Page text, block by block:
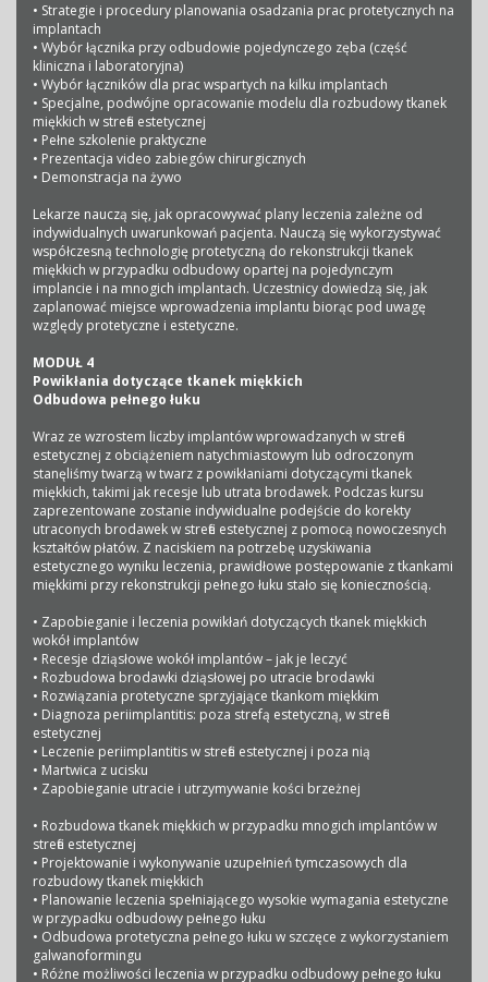
• Strategie i procedury planowania osadzania prac protetycznych na
implantach
• Wybór łącznika przy odbudowie pojedynczego zęba (część
kliniczna i laboratoryjna)
• Wybór łączników dla prac wspartych na kilku implantach
• Specjalne, podwójne opracowanie modelu dla rozbudowy tkanek
miękkich w strefie estetycznej
• Pełne szkolenie praktyczne
• Prezentacja video zabiegów chirurgicznych
• Demonstracja na żywo
Lekarze nauczą się, jak opracowywać plany leczenia zależne od
indywidualnych uwarunkowań pacjenta. Nauczą się wykorzystywać
współczesną technologię protetyczną do rekonstrukcji tkanek
miękkich w przypadku odbudowy opartej na pojedynczym
implancie i na mnogich implantach. Uczestnicy dowiedzą się, jak
zaplanować miejsce wprowadzenia implantu biorąc pod uwagę
względy protetyczne i estetyczne.
MODUŁ 4
Powikłania dotyczące tkanek miękkich
Odbudowa pełnego łuku
Wraz ze wzrostem liczby implantów wprowadzanych w strefie
estetycznej z obciążeniem natychmiastowym lub odroczonym
stanęliśmy twarzą w twarz z powikłaniami dotyczącymi tkanek
miękkich, takimi jak recesje lub utrata brodawek. Podczas kursu
zaprezentowane zostanie indywidualne podejście do korekty
utraconych brodawek w strefie estetycznej z pomocą nowoczesnych
kształtów płatów. Z naciskiem na potrzebę uzyskiwania
estetycznego wyniku leczenia, prawidłowe postępowanie z tkankami
miękkimi przy rekonstrukcji pełnego łuku stało się koniecznością.
• Zapobieganie i leczenia powikłań dotyczących tkanek miękkich
wokół implantów
• Recesje dziąsłowe wokół implantów – jak je leczyć
• Rozbudowa brodawki dziąsłowej po utracie brodawki
• Rozwiązania protetyczne sprzyjające tkankom miękkim
• Diagnoza periimplantitis: poza strefą estetyczną, w strefie
estetycznej
• Leczenie periimplantitis w strefie estetycznej i poza nią
• Martwica z ucisku
• Zapobieganie utracie i utrzymywanie kości brzeżnej
• Rozbudowa tkanek miękkich w przypadku mnogich implantów w
strefie estetycznej
• Projektowanie i wykonywanie uzupełnień tymczasowych dla
rozbudowy tkanek miękkich
• Planowanie leczenia spełniającego wysokie wymagania estetyczne
w przypadku odbudowy pełnego łuku
• Odbudowa protetyczna pełnego łuku w szczęce z wykorzystaniem
galwanoformingu
• Różne możliwości leczenia w przypadku odbudowy pełnego łuku